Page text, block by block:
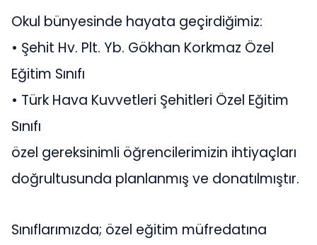
Okul bünyesinde hayata geçirdiğimiz:
•⁠ ⁠Şehit Hv. Plt. Yb. Gökhan Korkmaz Özel
Eğitim Sınıfı
•⁠ ⁠Türk Hava Kuvvetleri Şehitleri Özel Eğitim
Sınıfı
özel gereksinimli öğrencilerimizin ihtiyaçları
doğrultusunda planlanmış ve donatılmıştır.
Sınıflarımızda; özel eğitim müfredatına